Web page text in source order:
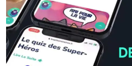
PAGE DE